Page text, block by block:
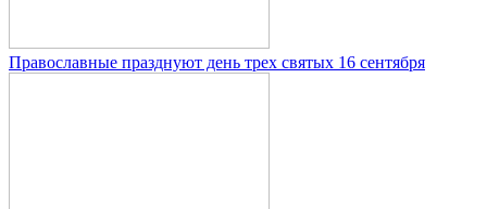
Православные празднуют день трех святых 16 сентября